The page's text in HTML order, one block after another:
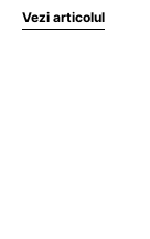
Vezi articolul